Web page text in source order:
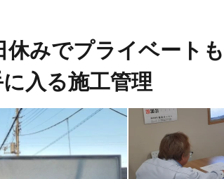
みでプライベート
入る施工管理